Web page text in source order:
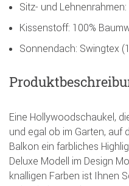
Sitz- und
Kissenstoff: 100%
Sonnendach: Swingtex
Eine Hollywoodschaukel,
und egal ob im Garten, auf
Balkon ein farbliches
Deluxe Modell im Design
knalligen Farben ist Ihnen